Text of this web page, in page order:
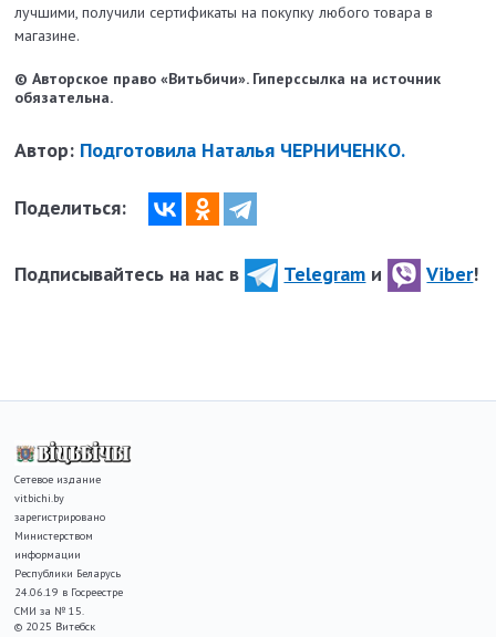
лучшими, получили сертификаты на покупку любого товара в
магазине.
© Авторское право «Витьбичи». Гиперссылка на источник
обязательна.
Автор: Подготовила Наталья ЧЕРНИЧЕНКО.
Поделиться:
Подписывайтесь на нас в Telegram и Viber!
Сетевое издание
vitbichi.by
зарегистрировано
Министерством
информации
Республики Беларусь
24.06.19 в Госреестре
СМИ за № 15.
© 2025 Витебск